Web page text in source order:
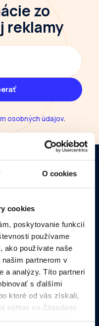
O cookies
cookies
poskytovanie funkcií
používame
ako používate naše
partnerom v
a analýzy. Títo partneri
s ďalšími
ktoré od vás získali,
súhlas so Zásadami
alebo odvolať na
zo
reklamy
osobných údajov.
NEWSLETTER
Slovakia